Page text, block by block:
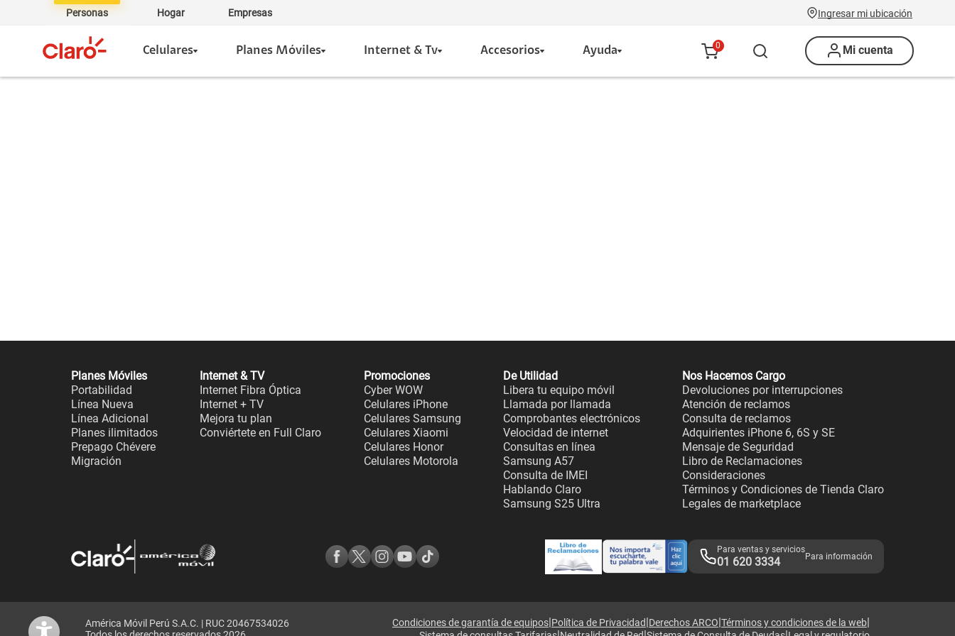
Personas Hogar Empresas Ingresar mi ubicación
Celulares Planes Móviles Internet & Tv Accesorios Ayuda 0 Mi cuenta
Planes Móviles
Portabilidad
Línea Nueva
Línea Adicional
Planes ilimitados
Prepago Chévere
Migración
Internet & TV
Internet Fibra Óptica
Internet + TV
Mejora tu plan
Conviértete en Full Claro
Promociones
Cyber WOW
Celulares iPhone
Celulares Samsung
Celulares Xiaomi
Celulares Honor
Celulares Motorola
De Utilidad
Libera tu equipo móvil
Llamada por llamada
Comprobantes electrónicos
Velocidad de internet
Consultas en línea
Samsung A57
Consulta de IMEI
Hablando Claro
Samsung S25 Ultra
Nos Hacemos Cargo
Devoluciones por interrupciones
Atención de reclamos
Consulta de reclamos
Adquirientes iPhone 6, 6S y SE
Mensaje de Seguridad
Libro de Reclamaciones
Consideraciones
Términos y Condiciones de Tienda Claro
Legales de marketplace
Para ventas y servicios
01 620 3334 Para información
América Móvil Perú S.A.C. | RUC 20467534026
Condiciones de garantía de equipos|Política de Privacidad|Derechos ARCO|Términos y condiciones de la web|